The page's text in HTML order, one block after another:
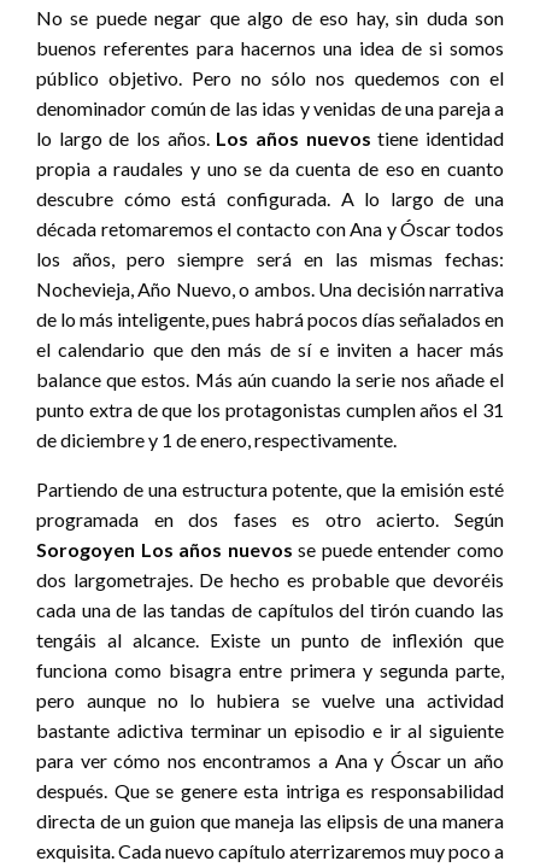
No se puede negar que algo de eso hay, sin duda son
buenos referentes para hacernos una idea de si somos
público objetivo. Pero no sólo nos quedemos con el
denominador común de las idas y venidas de una pareja a
lo largo de los años. Los años nuevostiene identidad
propia a raudales y uno se da cuenta de eso en cuanto
descubre cómo está configurada. A lo largo de una
década retomaremos el contacto con Ana y Óscar todos
los años, pero siempre será en las mismas fechas:
Nochevieja, Año Nuevo, o ambos. Una decisión narrativa
de lo más inteligente, pues habrá pocos días señalados en
el calendario que den más de sí e inviten a hacer más
balance que estos. Más aún cuando la serie nos añade el
punto extra de que los protagonistas cumplen años el 31
de diciembre y 1 de enero, respectivamente.
Partiendo de una estructura potente, que la emisión esté
programada en dos fases es otro acierto. Según
Sorogoyen Los años nuevosse puede entender como
dos largometrajes. De hecho es probable que devoréis
cada una de las tandas de capítulos del tirón cuando las
tengáis al alcance. Existe un punto de inflexión que
funciona como bisagra entre primera y segunda parte,
pero aunque no lo hubiera se vuelve una actividad
bastante adictiva terminar un episodio e ir al siguiente
para ver cómo nos encontramos a Ana y Óscar un año
después. Que se genere esta intriga es responsabilidad
directa de un guion que maneja las elipsis de una manera
exquisita. Cada nuevo capítulo aterrizaremos muy poco a